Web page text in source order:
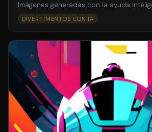
Imágenes generadas con la ayuda
DIVERTIMENTOS CON IA